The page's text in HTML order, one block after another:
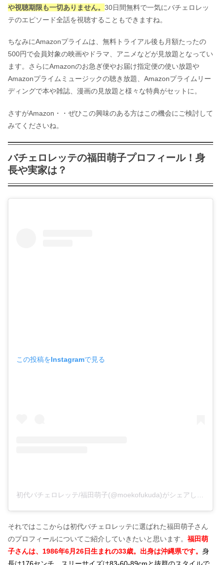
や視聴期限も一切ありません。 30日間無料で一気にバチェロレッ
テのエピソード全話を視聴することもできますね。
ちなみにAmazonプライムは、無料トライアル後も月額たったの
500円で会員対象の映画やドラマ、アニメなどが見放題となってい
ます。さらにAmazonのお急ぎ便やお届け指定便の使い放題や
Amazonプライムミュージックの聴き放題、Amazonプライムリー
ディングで本や雑誌、漫画の見放題と様々な特典がセットに。
さすがAmazon・・ぜひこの興味のある方はこの機会にご検討して
みてくださいね。
バチェロレッテの福田萌子プロフィール！身
長や実家は？
この投稿をInstagramで見る
それではここからは初代バチェロレッテに選ばれた福田萌子さん
のプロフィールについてご紹介していきたいと思います。 福田萌
子さんは、1986年6月26日生まれの33歳。出身は沖縄県です。 身
長は176センチ、スリーサイズは83-60-89cmと抜群のスタイルで